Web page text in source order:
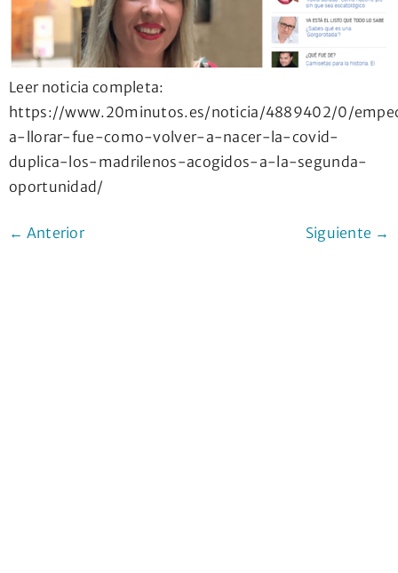
Leer noticia completa:
https://www.20minutos.es/noticia/4889402/0/
a-llorar-fue-como-volver-a-nacer-la-covid-
duplica-los-madrilenos-acogidos-a-la-segunda-
oportunidad/
← Anterior Siguiente →